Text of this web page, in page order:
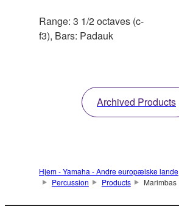
Range: 3 1/2 octaves (c-
f3), Bars: Padauk
Archived Products
Hjem - Yamaha - Andre europæiske lande
Percussion
Products Marimbas